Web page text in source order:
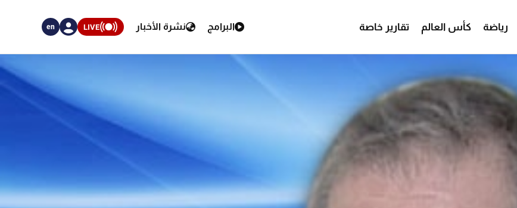
رياضة كأس العالم تقارير خاصة البرامج نشرة الأخبار LIVE
en